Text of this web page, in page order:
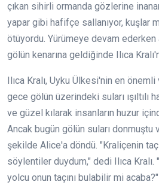
çıkan sihirli ormanda gözlerine
yapar gibi hafifçe sallanıyor, kuşlar
ötüyordu. Yürümeye devam ederken
gölün kenarına geldiğinde Ilıca
Ilıca Kralı, Uyku Ülkesi'nin en
gece gölün üzerindeki suları ışıltılı
ve güzel kılarak insanların huzur
Ancak bugün gölün suları
şekilde Alice'a döndü. "Kraliçenin
söylentiler duydum," dedi Ilıca
yolcu onun taçını bulabilir mi acaba?"